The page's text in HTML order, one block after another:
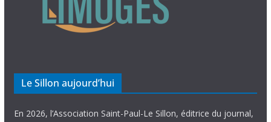
Le Sillon aujourd’hui
En 2026, l’Association Saint-Paul-Le Sillon, éditrice du journal,